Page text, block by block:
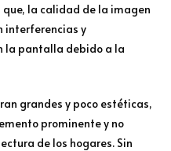
la calidad de la imagen
interferencias y
la pantalla debido a la
grandes y poco estéticas,
prominente y no
de los hogares. Sin